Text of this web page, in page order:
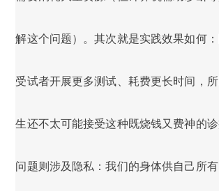
解这个问题）。其次就是实践效果如何
受试者开展更多测试、耗费更长时间，
生还不太可能接受这种既烧钱又费神的
问题则涉及隐私：我们的身体供自己所